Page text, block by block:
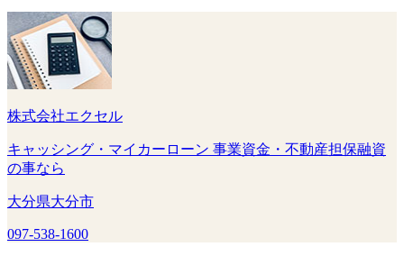
株式会社エクセル
キャッシング・マイカーローン 事業資金・不動産担保融資
の事なら
大分県大分市
097-538-1600